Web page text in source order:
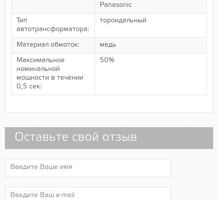
Panasonic
Тип
автотрансформатора:
тороидальный
Материал обмоток: медь
Максимальное
номинальной
мощности в течении
0,5 сек:
50%
Оставьте свой отзыв